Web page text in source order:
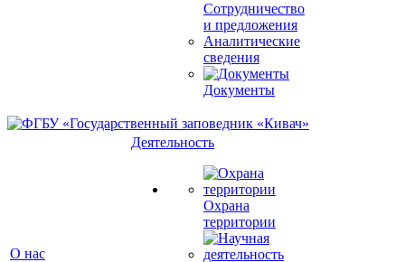
Сотрудничество
и предложения
Аналитические
сведения
Документы
О нас
Деятельность
Охрана
территории